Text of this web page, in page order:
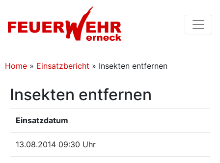
Home » Einsatzbericht » Insekten entfernen
Insekten entfernen
Einsatzdatum
13.08.2014 09:30 Uhr